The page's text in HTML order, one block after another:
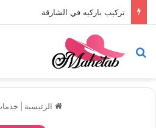
تركيب باركيه في الشارقة
بحث عن
الرئيسية